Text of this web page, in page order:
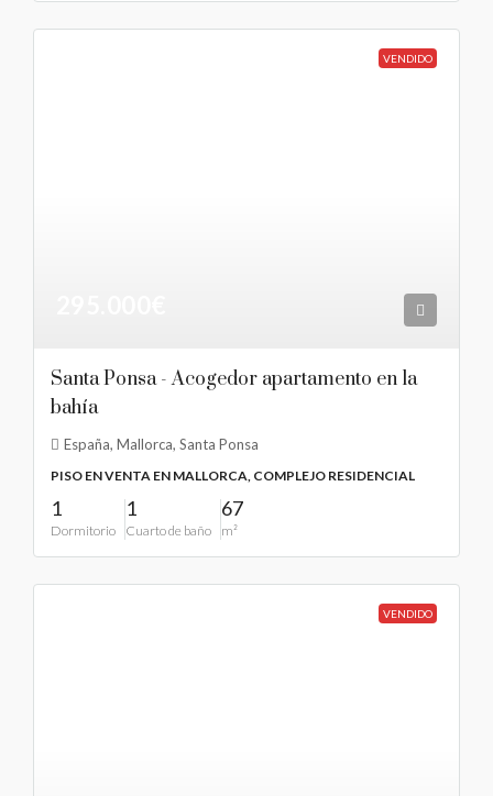
VENDIDO
Santa Ponsa - Acogedor apartamento en la
bahía
España, Mallorca, Santa Ponsa
PISO EN VENTA EN MALLORCA, COMPLEJO RESIDENCIAL
1
Dormitorio
1
Cuarto de baño
67
m²
VENDIDO